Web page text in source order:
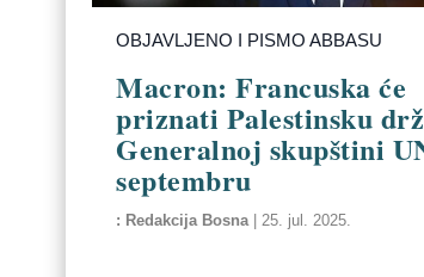
OBJAVLJENO I PISMO ABBASU
Macron: Francuska će
priznati Palestinsku
Generalnoj skupštini
septembru
Redakcija Bosna | 25. jul. 2025.